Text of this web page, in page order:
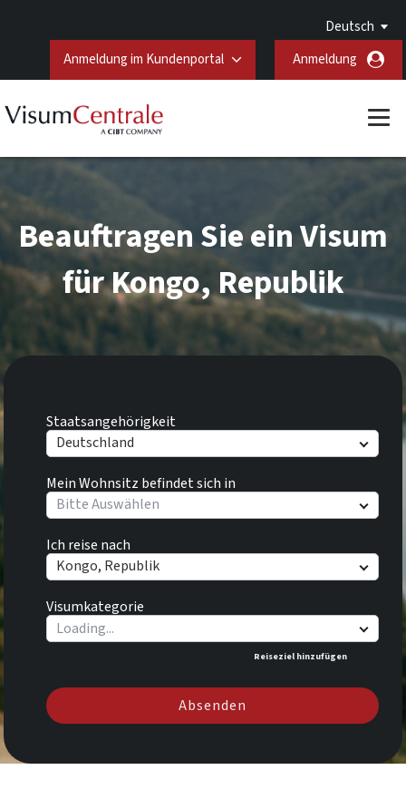
Deutsch
Anmeldung im Kundenportal
Anmeldung
Staatsangehörigkeit
Deutschland
Mein Wohnsitz befindet sich in
Bitte Auswählen
Ich reise nach
Kongo, Republik
Visumkategorie
Reiseziel hinzufügen
Absenden
Beauftragen Sie ein Visum
für Kongo, Republik